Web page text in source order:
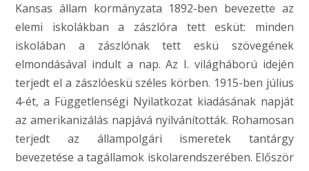
Kansas állam kormányzata 1892-ben bevezette az
elemi iskolákban a zászlóra tett esküt: minden
iskolában a zászlónak tett eskü szövegének
elmondásával indult a nap. Az I. világháború idején
terjedt el a zászlóeskü széles körben. 1915-ben július
4-ét, a Függetlenségi Nyilatkozat kiadásának napját
az amerikanizálás napjává nyilvánították. Rohamosan
terjedt az állampolgári ismeretek tantárgy
bevezetése a tagállamok iskolarendszerében. Először